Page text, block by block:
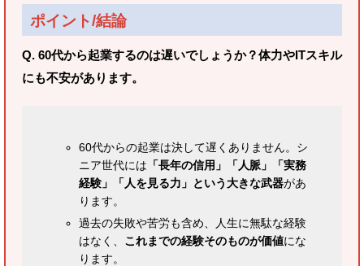
ポイント/結論
Q. 60代から起業するのは遅いでしょうか？体力やITスキル
にも不安があります。
60代からの起業は決して遅くありません。シ
ニア世代には 「長年の信用」「人脈」「実務
経験」「人を見る力」という大きな武器があ
ります。
過去の失敗や苦労も含め、人生に無駄な経験
はなく、 これまでの経験そのものが価値にな
ります。